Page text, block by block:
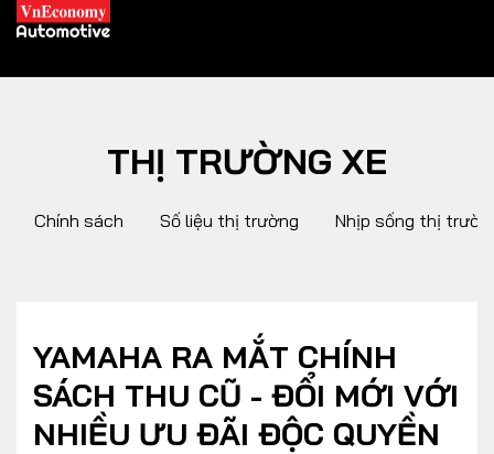
XE XANH
Xe điện
THỊ TRƯỜNG XE DOANH NGHIỆP
THỊ TRƯỜNG XE
Chính sách Số liệu thị trường Nhịp sống thị
YAMAHA RA MẮT CHÍNH
SÁCH THU CŨ - ĐỔI MỚI VỚI
NHIỀU ƯU ĐÃI ĐỘC QUYỀN